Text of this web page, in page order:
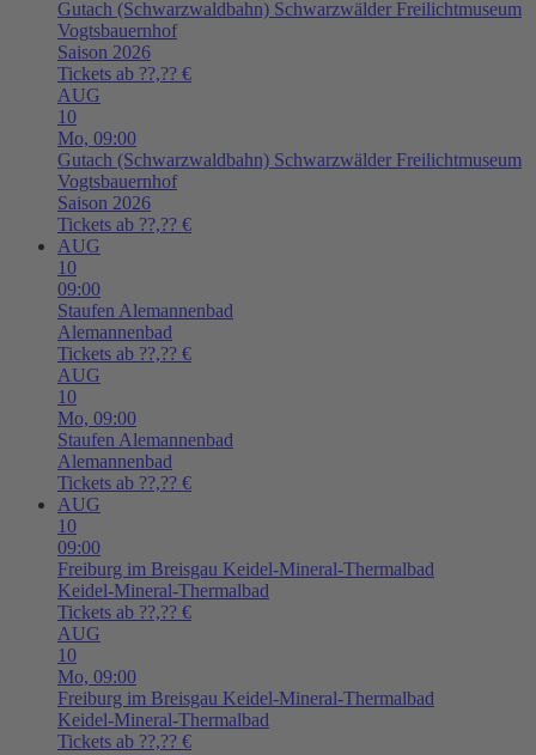
Gutach (Schwarzwaldbahn) Schwarzwälder Freilichtmuseum
Vogtsbauernhof
Saison 2026
Tickets ab ??,?? €
AUG
10
Mo, 09:00
Gutach (Schwarzwaldbahn) Schwarzwälder Freilichtmuseum
Vogtsbauernhof
Saison 2026
Tickets ab ??,?? €
AUG
10
09:00
Staufen Alemannenbad
Alemannenbad
Tickets ab ??,?? €
AUG
10
Mo, 09:00
Staufen Alemannenbad
Alemannenbad
Tickets ab ??,?? €
AUG
10
09:00
Freiburg im Breisgau Keidel-Mineral-Thermalbad
Keidel-Mineral-Thermalbad
Tickets ab ??,?? €
AUG
10
Mo, 09:00
Freiburg im Breisgau Keidel-Mineral-Thermalbad
Keidel-Mineral-Thermalbad
Tickets ab ??,?? €